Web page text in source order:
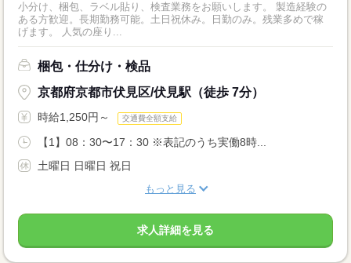
小分け、梱包、ラベル貼り、検査業務をお願いします。 製造経験の
ある方歓迎。長期勤務可能。土日祝休み。日勤のみ。残業多めで稼
げます。 人気の座り...
梱包・仕分け・検品
京都府京都市伏見区/伏見駅（徒歩 7分）
時給1,250円～ 交通費全額支給
【1】08：30〜17：30 ※表記のうち実働8時...
土曜日 日曜日 祝日
もっと見る
求人詳細を見る